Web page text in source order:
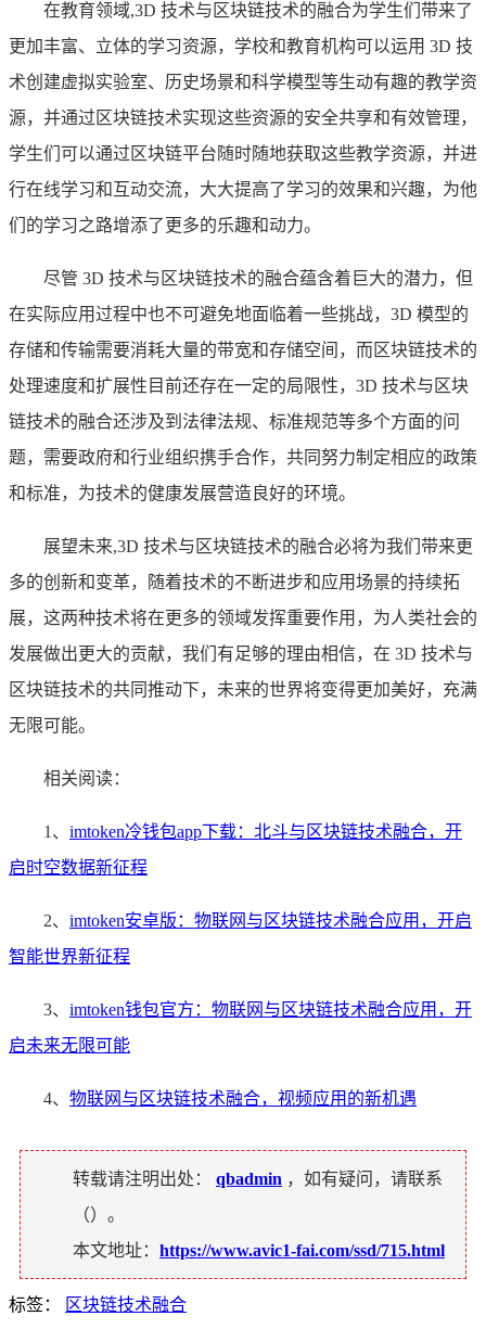
在教育领域,3D 技术与区块链技术的融合为学生们带来了
更加丰富、立体的学习资源，学校和教育机构可以运用 3D 技
术创建虚拟实验室、历史场景和科学模型等生动有趣的教学资
源，并通过区块链技术实现这些资源的安全共享和有效管理，
学生们可以通过区块链平台随时随地获取这些教学资源，并进
行在线学习和互动交流，大大提高了学习的效果和兴趣，为他
们的学习之路增添了更多的乐趣和动力。
尽管 3D 技术与区块链技术的融合蕴含着巨大的潜力，但
在实际应用过程中也不可避免地面临着一些挑战，3D 模型的
存储和传输需要消耗大量的带宽和存储空间，而区块链技术的
处理速度和扩展性目前还存在一定的局限性，3D 技术与区块
链技术的融合还涉及到法律法规、标准规范等多个方面的问
题，需要政府和行业组织携手合作，共同努力制定相应的政策
和标准，为技术的健康发展营造良好的环境。
展望未来,3D 技术与区块链技术的融合必将为我们带来更
多的创新和变革，随着技术的不断进步和应用场景的持续拓
展，这两种技术将在更多的领域发挥重要作用，为人类社会的
发展做出更大的贡献，我们有足够的理由相信，在 3D 技术与
区块链技术的共同推动下，未来的世界将变得更加美好，充满
无限可能。
相关阅读：
1、 imtoken冷钱包app下载：北斗与区块链技术融合，开
启时空数据新征程
2、 imtoken安卓版：物联网与区块链技术融合应用，开启
智能世界新征程
3、 imtoken钱包官方：物联网与区块链技术融合应用，开
启未来无限可能
4、 物联网与区块链技术融合，视频应用的新机遇
转载请注明出处： qbadmin ，如有疑问，请联系
（）。
本文地址： https://www.avic1-fai.com/ssd/715.html
标签： 区块链技术融合